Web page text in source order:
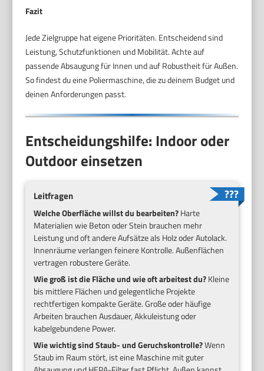
Fazit
Jede Zielgruppe hat eigene Prioritäten. Entscheidend sind
Leistung, Schutzfunktionen und Mobilität. Achte auf
passende Absaugung für Innen und auf Robustheit für Außen.
So findest du eine Poliermaschine, die zu deinem Budget und
deinen Anforderungen passt.
Entscheidungshilfe: Indoor oder
Outdoor einsetzen
Leitfragen
Welche Oberfläche willst du bearbeiten?Harte
Materialien wie Beton oder Stein brauchen mehr
Leistung und oft andere Aufsätze als Holz oder Autolack.
Innenräume verlangen feinere Kontrolle. Außenflächen
vertragen robustere Geräte.
Wie groß ist die Fläche und wie oft arbeitest du?Kleine
bis mittlere Flächen und gelegentliche Projekte
rechtfertigen kompakte Geräte. Große oder häufige
Arbeiten brauchen Ausdauer, Akkuleistung oder
kabelgebundene Power.
Wie wichtig sind Staub- und Geruchskontrolle?Wenn
Staub im Raum stört, ist eine Maschine mit guter